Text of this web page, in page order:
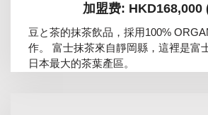
加盟费: HKD168,000
豆と茶的抹茶飲品，採用100%
作。 富士抹茶來自靜岡縣，這裡是富
日本最大的茶葉產區。